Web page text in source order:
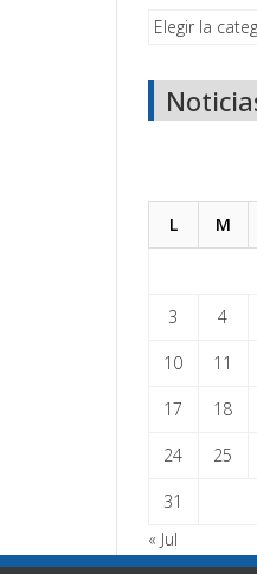
L M
3 4
10 11
17 18
24 25
31
« Jul